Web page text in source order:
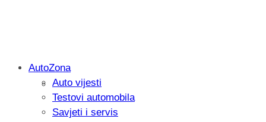
Savjetujemo: Što učiniti kada vaš
AutoZona
Auto vijesti
Testovi automobila
Savjeti i servis